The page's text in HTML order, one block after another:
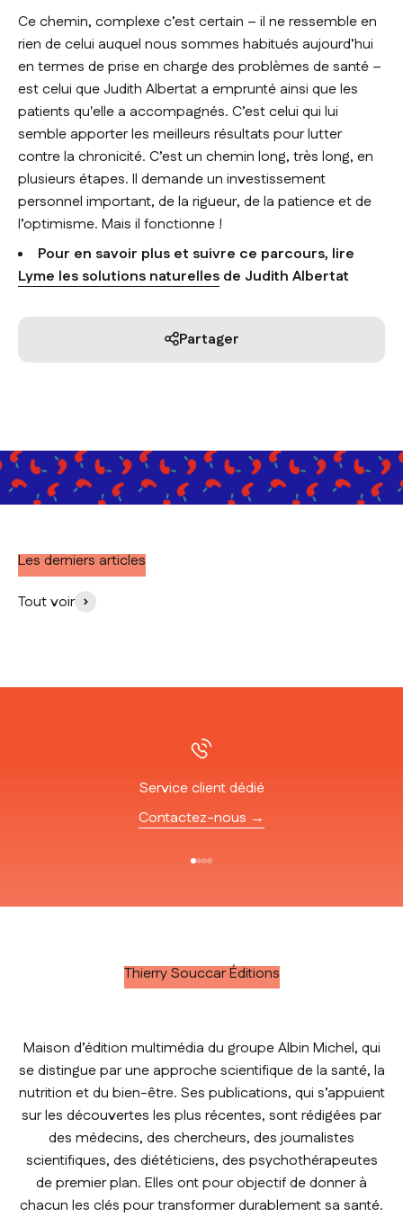
Ce chemin, complexe c’est certain – il ne ressemble en
rien de celui auquel nous sommes habitués aujourd’hui
en termes de prise en charge des problèmes de santé –
est celui que Judith Albertat a emprunté ainsi que les
patients qu'elle a accompagnés. C’est celui qui lui
semble apporter les meilleurs résultats pour lutter
contre la chronicité. C’est un chemin long, très long, en
plusieurs étapes. Il demande un investissement
personnel important, de la rigueur, de la patience et de
l’optimisme. Mais il fonctionne !
Pour en savoir plus et suivre ce parcours, lire
Lyme les solutions naturelles de Judith Albertat
Partager
Les derniers articles
Tout voir
Service client dédié
Contactez-nous →
Thierry Souccar Éditions
Maison d’édition multimédia du groupe Albin Michel, qui
se distingue par une approche scientifique de la santé, la
nutrition et du bien-être. Ses publications, qui s’appuient
sur les découvertes les plus récentes, sont rédigées par
des médecins, des chercheurs, des journalistes
scientifiques, des diététiciens, des psychothérapeutes
de premier plan. Elles ont pour objectif de donner à
chacun les clés pour transformer durablement sa santé.